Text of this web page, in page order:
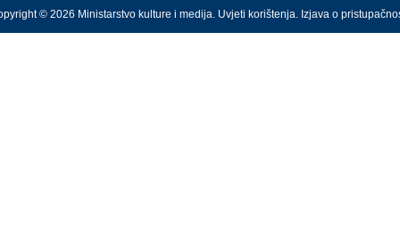
© 2026 Ministarstvo kulture i medija. Uvjeti korištenja. Izjava o